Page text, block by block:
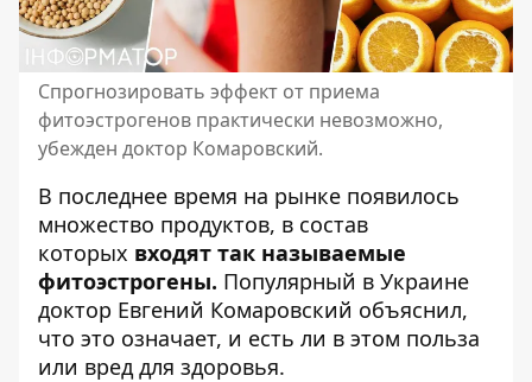
Спрогнозировать эффект от приема
фитоэстрогенов практически невозможно,
убежден доктор Комаровский.
В последнее время на рынке появилось
множество продуктов, в состав
которых входят так называемые
фитоэстрогены. Популярный в Украине
доктор Евгений Комаровский объяснил,
что это означает, и есть ли в этом польза
или вред для здоровья.